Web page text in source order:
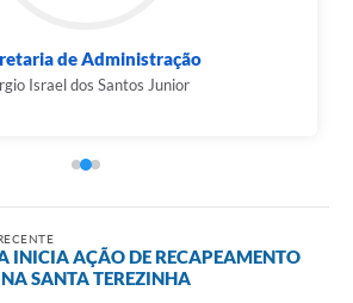
de Administração
Israel dos Santos Junior
INICIA AÇÃO DE RECAPEAMENTO
SANTA TEREZINHA